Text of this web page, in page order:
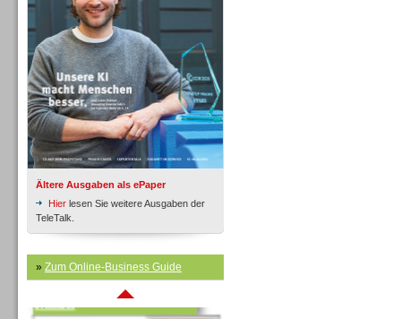
Ältere Ausgaben als ePaper
Hier lesen Sie weitere Ausgaben der
TeleTalk.
» Zum Online-Business Guide
Inbound
Inbound